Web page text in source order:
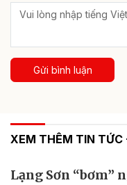
Gửi bình luận
XEM THÊM TIN TỨC
Lạng Sơn “bơm”